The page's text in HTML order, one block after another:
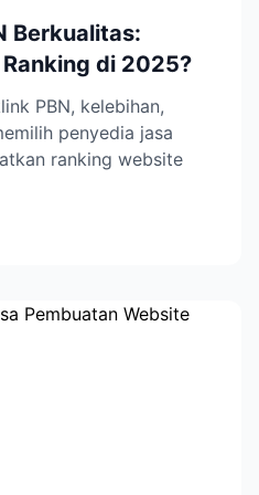
Berkualitas:
di 2025?
PBN, kelebihan,
penyedia jasa
ranking website